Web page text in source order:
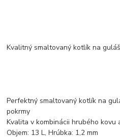
Kvalitný smaltovaný kotlík na guláš
Perfektný smaltovaný kotlík na
pokrmy
Kvalita v kombinácii hrubého kovu
Objem: 13 L, Hrúbka: 1,2 mm